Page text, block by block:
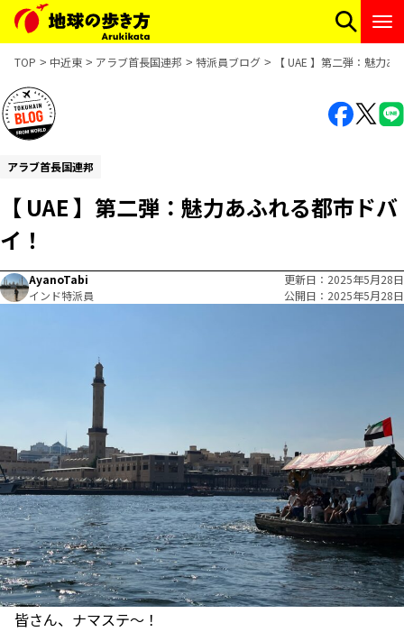
TOP 中近東 アラブ首長国連邦 特派員ブログ 【 UAE 】第二弾：魅力
アラブ首長国連邦
【 UAE 】第二弾：魅力あふれる都市ドバ
イ！
AyanoTabi
インド特派員
更新日
2025年5月28日
公開日
2025年5月28日
皆さん、ナマステ〜！